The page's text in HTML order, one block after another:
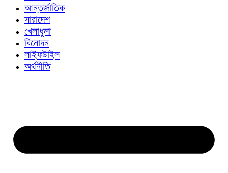
আন্তর্জাতিক
সারাদেশ
খেলাধুলা
বিনোদন
লাইফষ্টাইল
অর্থনীতি